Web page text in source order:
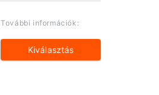
További információk:
Kiválasztás